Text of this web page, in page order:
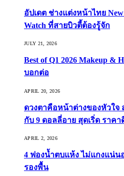
อัปเดต ช่างแต่งหน้าไทย
Watch ที่สายบิวตี้ต้องรู้จัก
JULY 21, 2026
Best of Q1 2026 Makeup
บอกต่อ
APRIL 20, 2026
ดวงตาคือหน้าต่างของหัวใจ
กับ 9 ดอลลี่อาย สุดเริ่ด ราคา
APRIL 2, 2026
4 ฟองน้ำตบแห้ง ไม่แกงแน่น
รองพื้น